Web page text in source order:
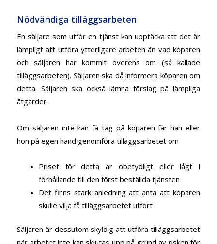
Nödvändiga tilläggsarbeten
En säljare som utför en tjänst kan upptäcka att det är
lämpligt att utföra ytterligare arbeten än vad köparen
och säljaren har kommit överens om (så kallade
tilläggsarbeten). Säljaren ska då informera köparen om
detta. Säljaren ska också lämna förslag på lämpliga
åtgärder.
Om säljaren inte kan få tag på köparen får han eller
hon på egen hand genomföra tilläggsarbetet om
Priset för detta är obetydligt eller lågt i
förhållande till den först beställda tjänsten
Det finns stark anledning att anta att köparen
skulle vilja få tilläggsarbetet utfört
Säljaren är dessutom skyldig att utföra tilläggsarbetet